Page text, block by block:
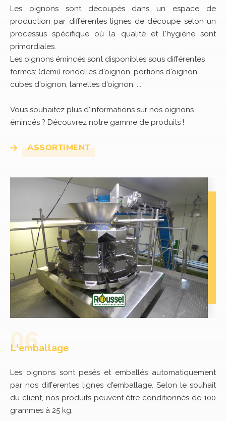
Les oignons sont découpés dans un espace de
production par différentes lignes de découpe selon un
processus spécifique où la qualité et l'hygiène sont
primordiales.
Les oignons émincés sont disponibles sous différentes
formes: (demi) rondelles d'oignon, portions d'oignon,
cubes d'oignon, lamelles d'oignon, ...
Vous souhaitez plus d'informations sur nos oignons
émincés ? Découvrez notre gamme de produits !
ASSORTIMENT
L'emballage
Les oignons sont pesés et emballés automatiquement
par nos differentes lignes d'emballage. Selon le souhait
du client, nos produits peuvent être conditionnés de 100
grammes à 25 kg.